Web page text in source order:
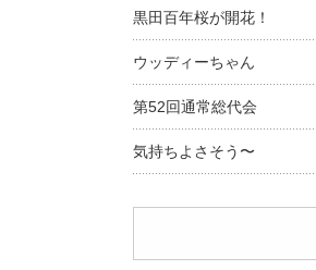
黒田百年桜が開花！
ウッディーちゃん
第52回通常総代会
気持ちよさそう〜